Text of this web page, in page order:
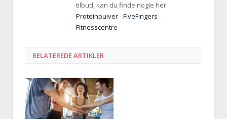
tilbud, kan du finde nogle her:
Proteinpulver-FiveFingers -
Fitnesscentre
RELATEREDE ARTIKLER